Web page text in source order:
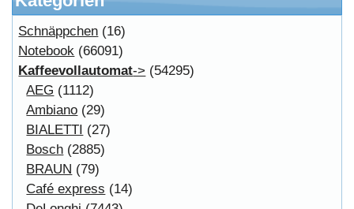
Kostenloser Bannertausch von Myeparts.de
Copyright © 2026
Ersatzteile Gebrauchte Geldverdienen
Powered by